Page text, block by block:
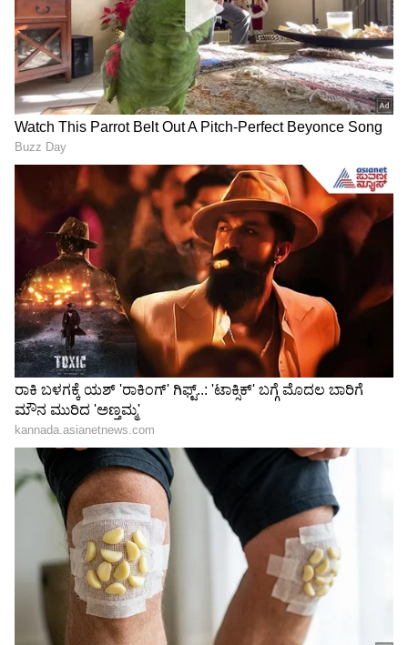
Related Articles
ಕಿಶನ್ ಬಿಳಗಲಿ ತೋಳಲ್ಲಿ ಬಂಧಿಯಾದ ಕೃಷಿ ತಾಪಂಡ…
ದೃಷ್ಟಿ ತೆಗೆದ ಫ್ಯಾನ್ಸ್
Reels ಲೋಕದಲ್ಲಿ ಕಿಚ್ಚು ಹಚ್ಚಿದ ನಿವೇದಿತಾ ಗೌಡ-
ಕಿಶನ್ ಜೋಡಿ: ವೈರಲ್ ಆಯ್ತು ರೊಮ್ಯಾಂಟಿಕ್ ಡ್ಯಾನ್ಸ್!
3
6
Image Credit :Kishen Bilagali Instagram
ವನ್ಯ ಜೀವಿ 1972 ಆಕ್ಟ್